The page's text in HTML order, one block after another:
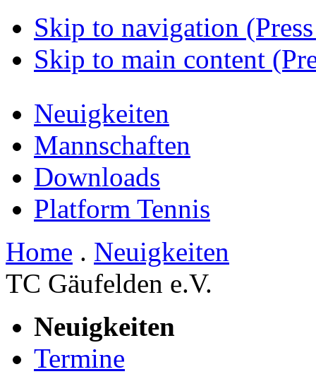
Skip to navigation
Skip to main content
Neuigkeiten
Mannschaften
Downloads
Platform Tennis
Home . Neuigkeiten
TC Gäufelden e.V.
Neuigkeiten
Termine